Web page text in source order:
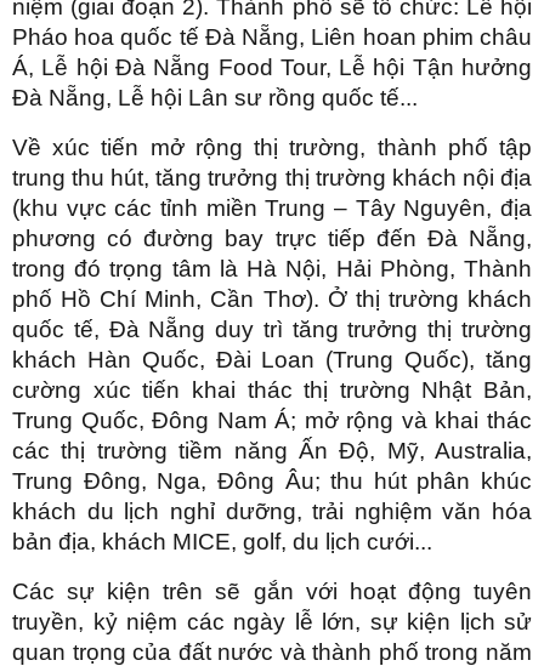
niệm (giai đoạn 2). Thành phố sẽ tổ chức: Lễ hội
Pháo hoa quốc tế Đà Nẵng, Liên hoan phim châu
Á, Lễ hội Đà Nẵng Food Tour, Lễ hội Tận hưởng
Đà Nẵng, Lễ hội Lân sư rồng quốc tế...
Về xúc tiến mở rộng thị trường, thành phố tập
trung thu hút, tăng trưởng thị trường khách nội địa
(khu vực các tỉnh miền Trung – Tây Nguyên, địa
phương có đường bay trực tiếp đến Đà Nẵng,
trong đó trọng tâm là Hà Nội, Hải Phòng, Thành
phố Hồ Chí Minh, Cần Thơ). Ở thị trường khách
quốc tế, Đà Nẵng duy trì tăng trưởng thị trường
khách Hàn Quốc, Đài Loan (Trung Quốc), tăng
cường xúc tiến khai thác thị trường Nhật Bản,
Trung Quốc, Đông Nam Á; mở rộng và khai thác
các thị trường tiềm năng Ấn Độ, Mỹ, Australia,
Trung Đông, Nga, Đông Âu; thu hút phân khúc
khách du lịch nghỉ dưỡng, trải nghiệm văn hóa
bản địa, khách MICE, golf, du lịch cưới...
Các sự kiện trên sẽ gắn với hoạt động tuyên
truyền, kỷ niệm các ngày lễ lớn, sự kiện lịch sử
quan trọng của đất nước và thành phố trong năm